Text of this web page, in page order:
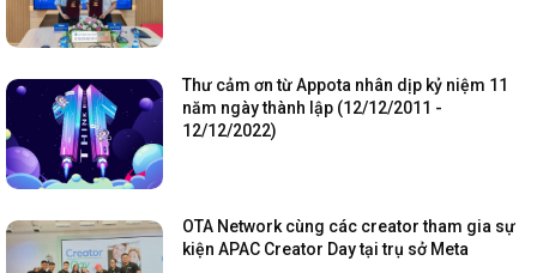
Thư cảm ơn từ Appota nhân dịp kỷ niệm 11
năm ngày thành lập (12/12/2011 -
12/12/2022)
OTA Network cùng các creator tham gia sự
kiện APAC Creator Day tại trụ sở Meta